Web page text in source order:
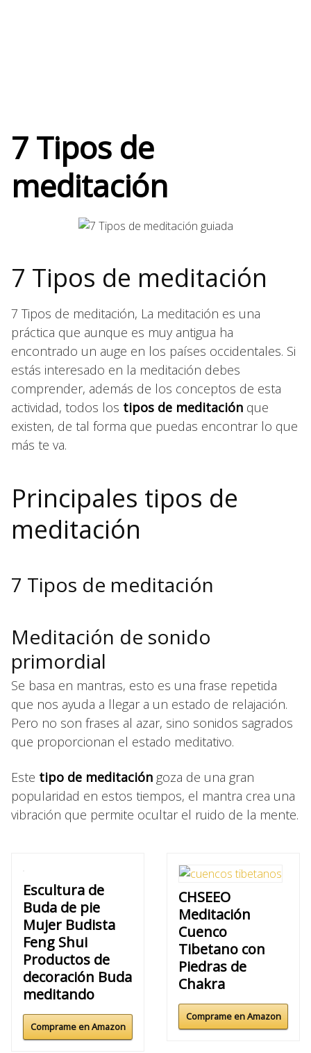
7 Tipos de
meditación
7 Tipos de meditación
7 Tipos de meditación, La meditación es una
práctica que aunque es muy antigua ha
encontrado un auge en los países occidentales. Si
estás interesado en la meditación debes
comprender, además de los conceptos de esta
actividad, todos los tipos de meditación que
existen, de tal forma que puedas encontrar lo que
más te va.
Principales tipos de
meditación
7 Tipos de meditación
Meditación de sonido
primordial
Se basa en mantras, esto es una frase repetida
que nos ayuda a llegar a un estado de relajación.
Pero no son frases al azar, sino sonidos sagrados
que proporcionan el estado meditativo.
Este tipo de meditación goza de una gran
popularidad en estos tiempos, el mantra crea una
vibración que permite ocultar el ruido de la mente.
Escultura de
Buda de pie
Mujer Budista
Feng Shui
Productos de
decoración Buda
meditando
Comprame en Amazon
CHSEEO
Meditación
Cuenco
Tibetano con
Piedras de
Chakra
Comprame en Amazon